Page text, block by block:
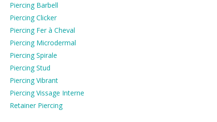
Piercing Barbell
Piercing Clicker
Piercing Fer à Cheval
Piercing Microdermal
Piercing Spirale
Piercing Stud
Piercing Vibrant
Piercing Vissage Interne
Retainer Piercing